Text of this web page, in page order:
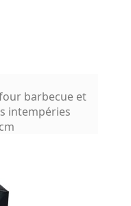
barbecue et
intempéries